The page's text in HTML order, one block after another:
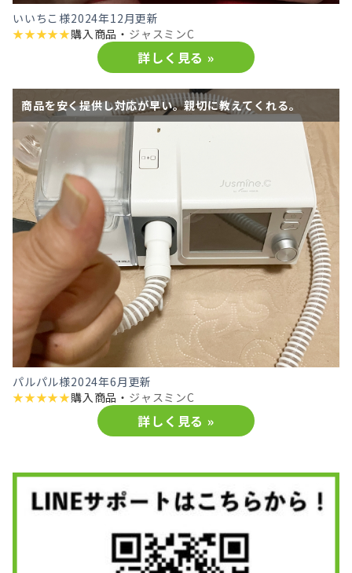
いいちこ様2024年12月更新
★★★★★購入商品・ ジャスミンC
詳しく見る »
商品を安く提供し対応が早い。親切に教えてくれる。
パルパル様2024年6月更新
★★★★★購入商品・ ジャスミンC
詳しく見る »